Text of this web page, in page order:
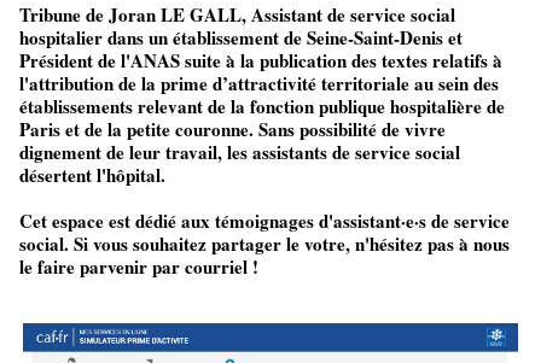
Tribune de Joran LE GALL, Assistant de service social
hospitalier dans un établissement de Seine-Saint-Denis et
Président de l'ANAS suite à la publication des textes relatifs à
l'attribution de la prime d’attractivité territoriale au sein des
établissements relevant de la fonction publique hospitalière de
Paris et de la petite couronne. Sans possibilité de vivre
dignement de leur travail, les assistants de service social
désertent l'hôpital.
Cet espace est dédié aux témoignages d'assistant·e·s de service
social. Si vous souhaitez partager le votre, n'hésitez pas à nous
le faire parvenir par courriel !